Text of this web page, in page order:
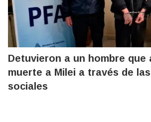
Detuvieron a un hombre que
muerte a Milei a través de
sociales